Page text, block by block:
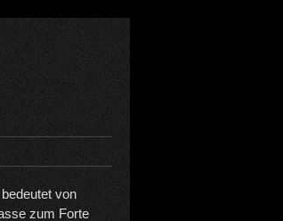
von
zum Forte